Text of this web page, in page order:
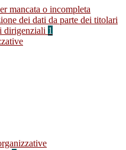
mancata o incompleta
dei dati da parte dei titolari
dirigenziali 1